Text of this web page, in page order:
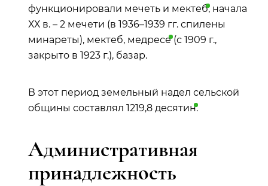
функционировали мечеть и мектеб, начала
ХХ в. – 2 мечети (в 1936–1939 гг. спилены
минареты), мектеб, медресе(с 1909 г.,
закрыто в 1923 г.), базар.
В этот период земельный надел сельской
общины составлял 1219,8 десятин.
Административная
принадлежность